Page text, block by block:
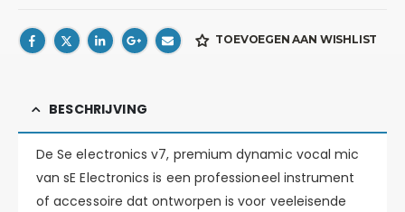
TOEVOEGEN AAN WISHLIST
BESCHRIJVING
De Se electronics v7, premium dynamic vocal mic
van sE Electronics is een professioneel instrument
of accessoire dat ontworpen is voor veeleisende